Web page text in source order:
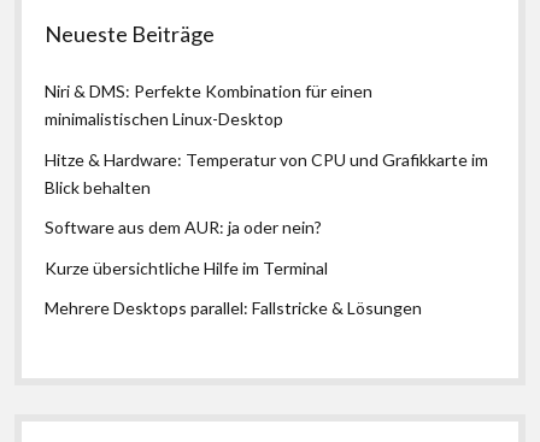
Neueste Beiträge
Niri & DMS: Perfekte Kombination für einen
minimalistischen Linux-Desktop
Hitze & Hardware: Temperatur von CPU und Grafikkarte im
Blick behalten
Software aus dem AUR: ja oder nein?
Kurze übersichtliche Hilfe im Terminal
Mehrere Desktops parallel: Fallstricke & Lösungen